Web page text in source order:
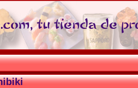
tu tienda de